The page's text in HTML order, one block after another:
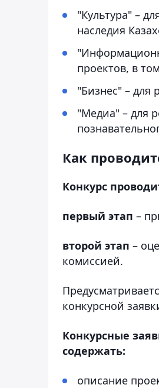
"Культура" –
наследия
проектов, в
"Бизнес" – для
"Медиа" – для
Как
Конкурс
первый этап –
второй этап –
комиссией.
конкурсной
Конкурсные
содержать:
описание